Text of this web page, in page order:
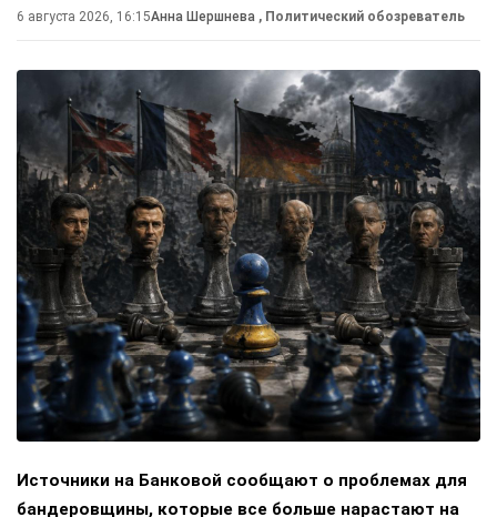
6 августа 2026, 16:15Анна Шершнева , Политический обозреватель
Источники на Банковой сообщают о проблемах для
бандеровщины, которые все больше нарастают на